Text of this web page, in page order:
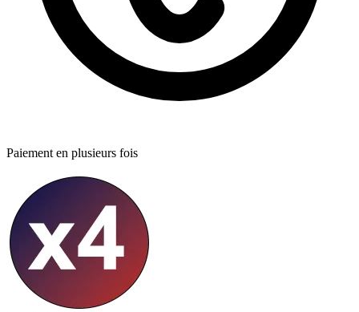
Paiement en plusieurs fois